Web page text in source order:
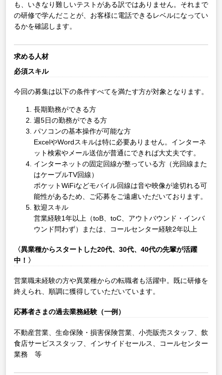
も、いきなり難しいテストがある訳ではありません。それまで
の研修で学んだことが、お客様に電話できるレベルになってい
るかを確認します。
求める人材
必須スキル
今回の募集は以下の条件すべてを満たす方が対象となります。
長期勤務ができる方
週5日の勤務ができる方
パソコンの基本操作が可能な方
ExcelやWordスキルは特に必要ありません。インターネ
ット検索やメール送信が普通にできれば大丈夫です。
インターネットの固定回線が整っている方（光回線また
はケーブルTV回線）
ポケットWiFiなどモバイル回線は音や映像が途切れる可
能性があるため、ご応募をご遠慮いただいております。
歓迎スキル
営業経験1年以上（toB、toC、アウトバウンド・インバ
ウンド問わず）または、コールセンター経験2年以上
〈異業種からスタートした20代、30代、40代の先輩が活躍
中！〉
営業職未経験の方や異業種からの転職者も活躍中。既に研修を
終えられ、順調に獲得していただいています。
応募者さまの過去業務経験（一例）
不動産営業、生命保険・損害保険営業、小売販売スタッフ、飲
食店サービススタッフ、インサイドセールス、コールセンター
業務 等